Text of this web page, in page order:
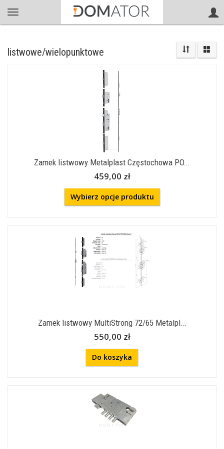
listwowe/wielopunktowe
Zamek listwowy Metalplast Częstochowa PO...
459,00 zł
Wybierz opcje produktu
Zamek listwowy MultiStrong 72/65 Metalpl...
550,00 zł
Do koszyka